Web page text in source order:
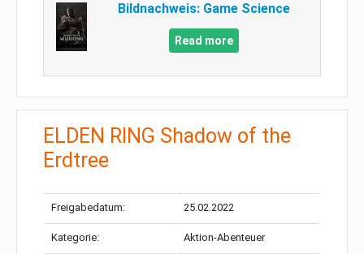
Bildnachweis: Game Science
Read more
ELDEN RING Shadow of the
Erdtree
Freigabedatum: 25.02.2022
Kategorie: Aktion-Abenteuer